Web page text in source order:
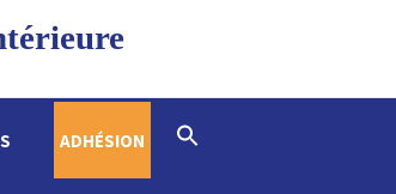
ADHÉSION